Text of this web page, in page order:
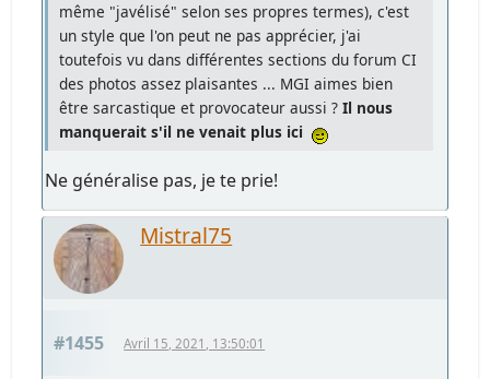
même "javélisé" selon ses propres termes), c'est
un style que l'on peut ne pas apprécier, j'ai
toutefois vu dans différentes sections du forum CI
des photos assez plaisantes ... MGI aimes bien
être sarcastique et provocateur aussi ? Il nous
manquerait s'il ne venait plus ici
Ne généralise pas, je te prie!
Mistral75
#1455 Avril 15, 2021, 13:50:01